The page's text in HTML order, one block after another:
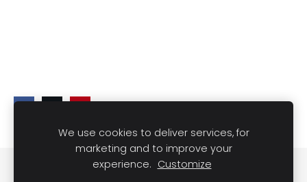
Slapukai
We use cookies to deliver services, for
marketing and to improve your
experience. Customize